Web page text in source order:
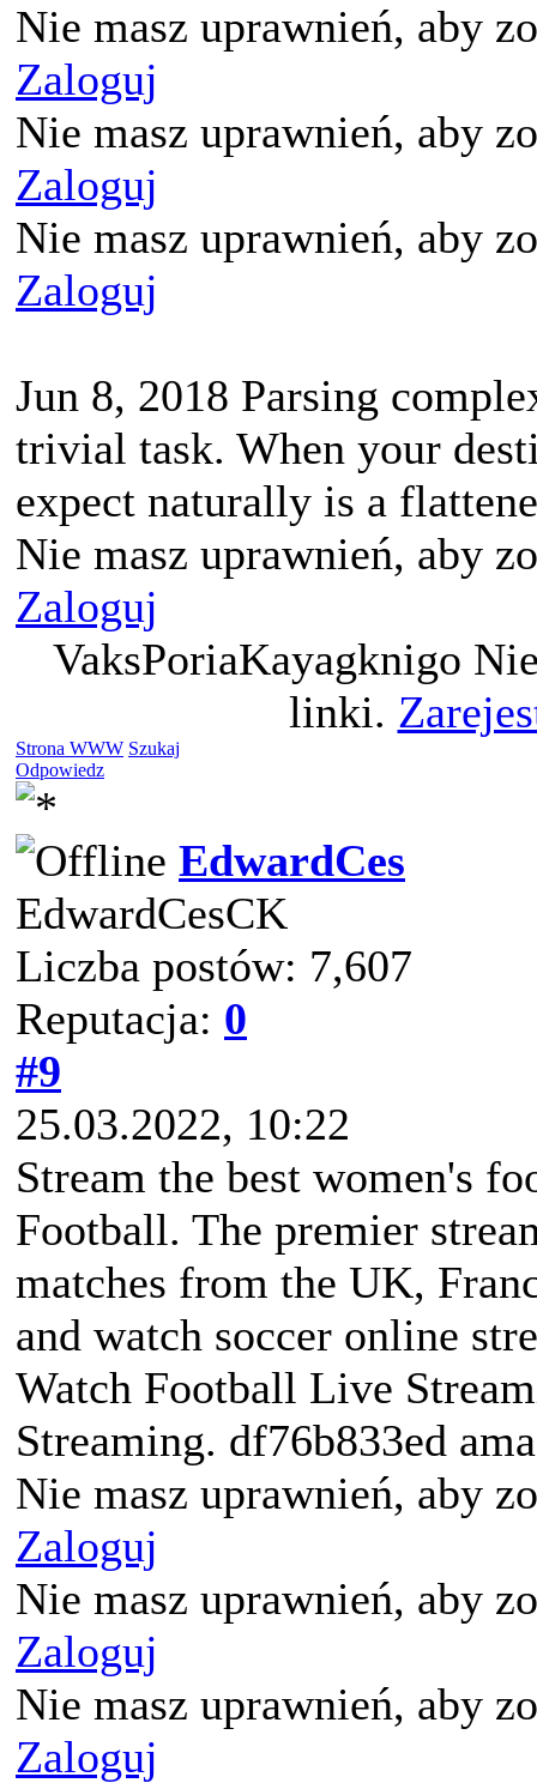
Nie masz uprawnień, aby
Zaloguj
Nie masz uprawnień, aby
Zaloguj
Nie masz uprawnień, aby
Zaloguj
Jun 8, 2018 Parsing
trivial task. When your
expect naturally is a
Nie masz uprawnień, aby
Zaloguj
VaksPoriaKayagknigo
linki.
Strona WWW Szukaj
Odpowiedz
EdwardCes
EdwardCesCK
Liczba postów: 7,607
Reputacja: 0
#9
25.03.2022, 10:22
Stream the best women's
Football. The premier
matches from the UK,
and watch soccer online
Watch Football Live
Streaming. df76b833ed
Nie masz uprawnień, aby
Zaloguj
Nie masz uprawnień, aby
Zaloguj
Nie masz uprawnień, aby
Zaloguj